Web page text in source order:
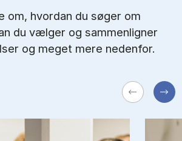
om, hvordan du søger om
du vælger og sammenligner
og meget mere nedenfor.